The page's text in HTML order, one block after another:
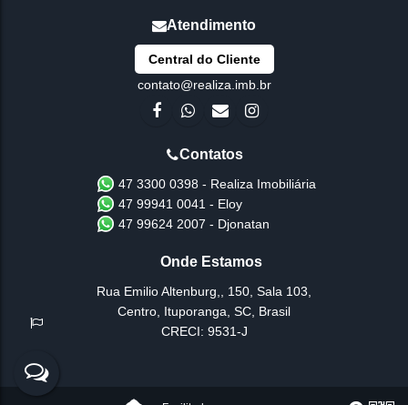
Central do Cliente
contato@realiza.imb.br
47 3300 0398 - Realiza Imobiliária
47 99941 0041 - Eloy
47 99624 2007 - Djonatan
Rua Emilio Altenburg, 150 Sala 103
Centro Ituporanga SC Brasil
CRECI: 9531-J